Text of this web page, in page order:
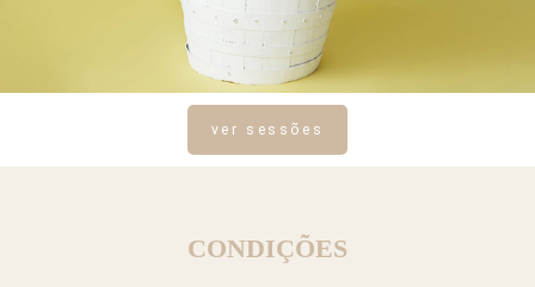
ver sessões
CONDIÇÕES